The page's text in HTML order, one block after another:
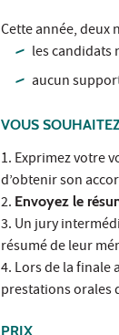
Cette année, deux
les
aucun
VOUS
1. Exprimez votre
d’obtenir son
2. Envoyez le
3. Un jury
résumé de leur
4. Lors de la finale
prestations orales
PRIX